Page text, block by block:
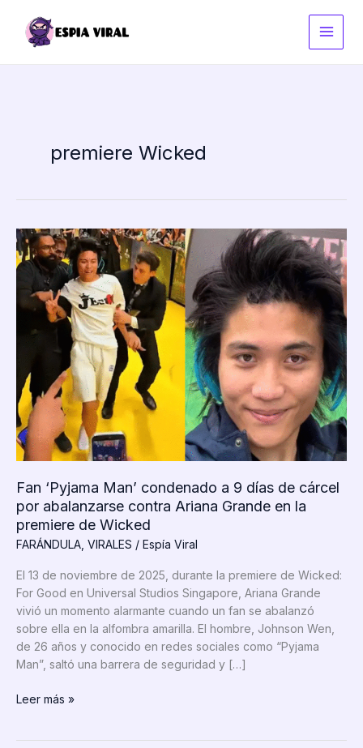
contenido
premiere Wicked
Fan ‘Pyjama Man’ condenado a 9 días de cárcel
por abalanzarse contra Ariana Grande en la
premiere de Wicked
FARÁNDULA VIRALES / Espía Viral
El 13 de noviembre de 2025, durante la premiere de Wicked:
For Good en Universal Studios Singapore, Ariana Grande
vivió un momento alarmante cuando un fan se abalanzó
sobre ella en la alfombra amarilla. El hombre, Johnson Wen,
de 26 años y conocido en redes sociales como “Pyjama
Man”, saltó una barrera de seguridad y […]
Fan
Leer más »